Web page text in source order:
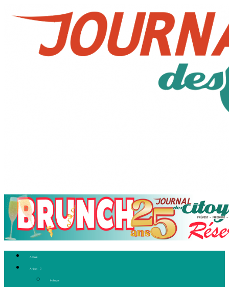
Accueil
Articles
Politique